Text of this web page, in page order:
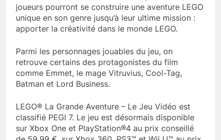
joueurs pourront se construire une aventure LEGO
unique en son genre jusqu’à leur ultime mission :
apporter la créativité dans le monde LEGO.
Parmi les personnages jouables du jeu, on
retrouve certains des protagonistes du film
comme Emmet, le mage Vitruvius, Cool-Tag,
Batman et Lord Business.
LEGO® La Grande Aventure – Le Jeu Vidéo est
classifié PEGI 7. Le jeu est désormais disponible
sur Xbox One et PlayStation®4 au prix conseillé